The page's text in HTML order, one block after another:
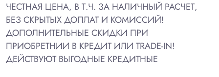
ЧЕСТНАЯ ЦЕНА, В Т.Ч. ЗА НАЛИЧНЫЙ РАСЧЕТ,
БЕЗ СКРЫТЫХ ДОПЛАТ И КОМИССИЙ!
ДОПОЛНИТЕЛЬНЫЕ СКИДКИ ПРИ
ПРИОБРЕТНИИ В КРЕДИТ ИЛИ TRADE-IN!
ДЕЙСТВУЮТ ВЫГОДНЫЕ КРЕДИТНЫЕ